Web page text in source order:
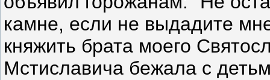
камне, если не выдадите
княжить брата моего
Мстиславича бежала с